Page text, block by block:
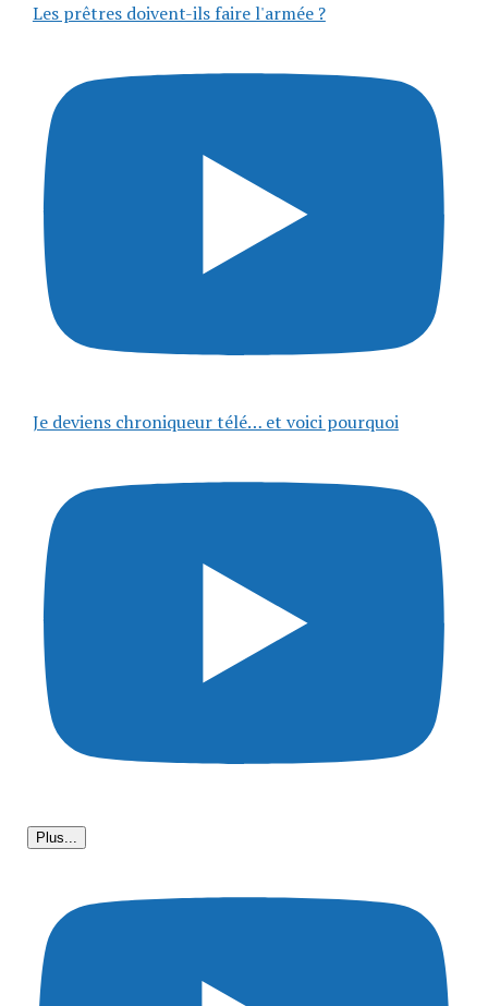
Les prêtres doivent-ils faire l'armée ?
Je deviens chroniqueur télé… et voici pourquoi
Plus...